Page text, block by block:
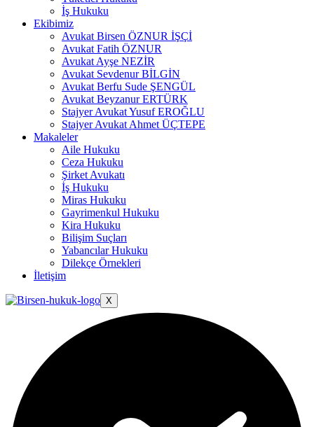
İş Hukuku
Ekibimiz
Avukat Birsen ÖZNUR İŞÇİ
Avukat Fatih ÖZNUR
Avukat Ayşe NEZİR
Avukat Sevdenur BİLGİN
Avukat Berfu Sude ŞENGÜL
Avukat Beyzanur ERTÜRK
Stajyer Avukat Yusuf EROĞLU
Stajyer Avukat Ahmet ÜÇTEPE
Makaleler
Aile Hukuku
Ceza Hukuku
Şirket Avukatı
İş Hukuku
Miras Hukuku
Gayrimenkul Hukuku
Kira Hukuku
Bilişim Suçları
Yabancılar Hukuku
Dilekçe Örnekleri
İletişim
X